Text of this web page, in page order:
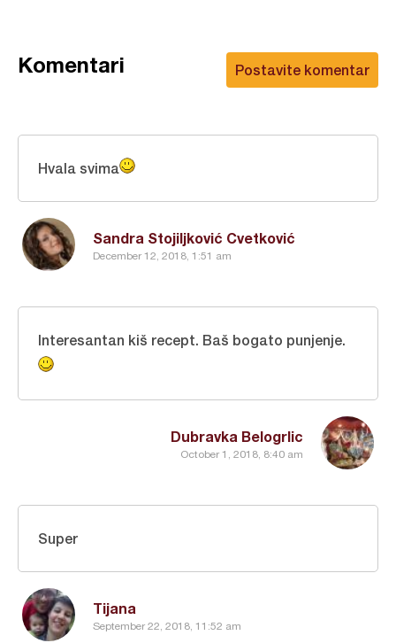
Postavite komentar
Komentari
Sandra Stojiljković Cvetković
December 12, 2018, 1:51 am
Hvala svima
Dubravka Belogrlic
October 1, 2018, 8:40 am
Interesantan kiš recept. Baš bogato punjenje.
Tijana
September 22, 2018, 11:52 am
Super